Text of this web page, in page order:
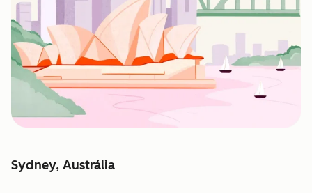
Sydney, Austrália